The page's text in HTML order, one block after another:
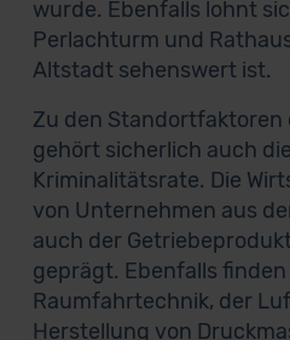
wurde. Ebenfalls lohnt
Perlachturm und
Altstadt sehenswert ist.
Zu den
gehört sicherlich auch
Kriminalitätsrate. Die
von Unternehmen aus
auch der
geprägt. Ebenfalls
Raumfahrtechnik, der
Herstellung von